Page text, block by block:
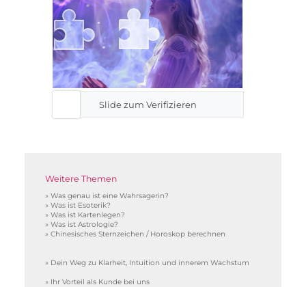
Slide zum Verifizieren
Weitere Themen
» Was genau ist eine Wahrsagerin?
» Was ist Esoterik?
» Was ist Kartenlegen?
» Was ist Astrologie?
» Chinesisches Sternzeichen / Horoskop berechnen
» Dein Weg zu Klarheit, Intuition und innerem Wachstum
» Ihr Vorteil als Kunde bei uns